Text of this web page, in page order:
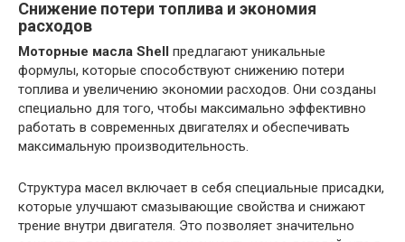
Снижение потери топлива и экономия
расходов
Моторные масла Shell
предлагают уникальные
формулы, которые способствуют снижению потери
топлива и увеличению экономии расходов. Они созданы
специально для того, чтобы максимально эффективно
работать в современных двигателях и обеспечивать
максимальную производительность.
Структура масел включает в себя специальные присадки,
которые улучшают смазывающие свойства и снижают
трение внутри двигателя. Это позволяет значительно